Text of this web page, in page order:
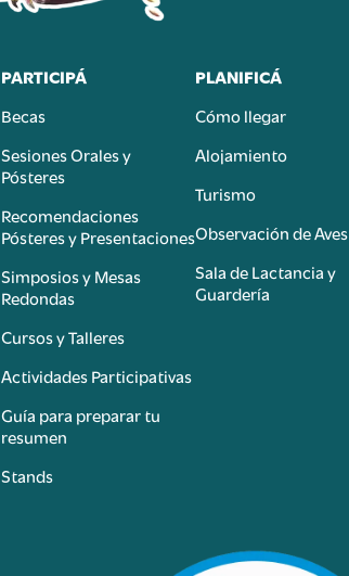
PARTICIPÁ
Becas
Sesiones Orales y
Pósteres
Recomendaciones
Pósteres y Presentaciones
Simposios y Mesas
Redondas
Cursos y Talleres
Actividades Participativas
Guía para preparar tu
resumen
Stands
PLANIFICÁ
Cómo llegar
Alojamiento
Turismo
Observación de Aves
Sala de Lactancia y
Guardería